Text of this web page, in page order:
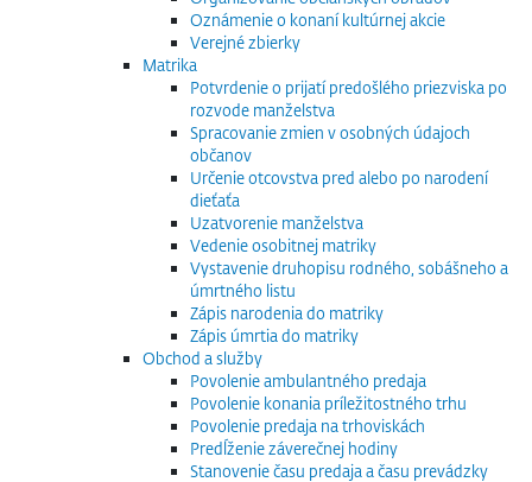
Oznámenie o konaní kultúrnej akcie
Verejné zbierky
Matrika
Potvrdenie o prijatí predošlého priezviska po
rozvode manželstva
Spracovanie zmien v osobných údajoch
občanov
Určenie otcovstva pred alebo po narodení
dieťaťa
Uzatvorenie manželstva
Vedenie osobitnej matriky
Vystavenie druhopisu rodného, sobášneho a
úmrtného listu
Zápis narodenia do matriky
Zápis úmrtia do matriky
Obchod a služby
Povolenie ambulantného predaja
Povolenie konania príležitostného trhu
Povolenie predaja na trhoviskách
Predĺženie záverečnej hodiny
Stanovenie času predaja a času prevádzky